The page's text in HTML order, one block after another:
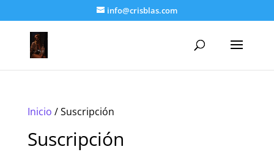
info@crisblas.com
Inicio / Suscripción
Suscripción